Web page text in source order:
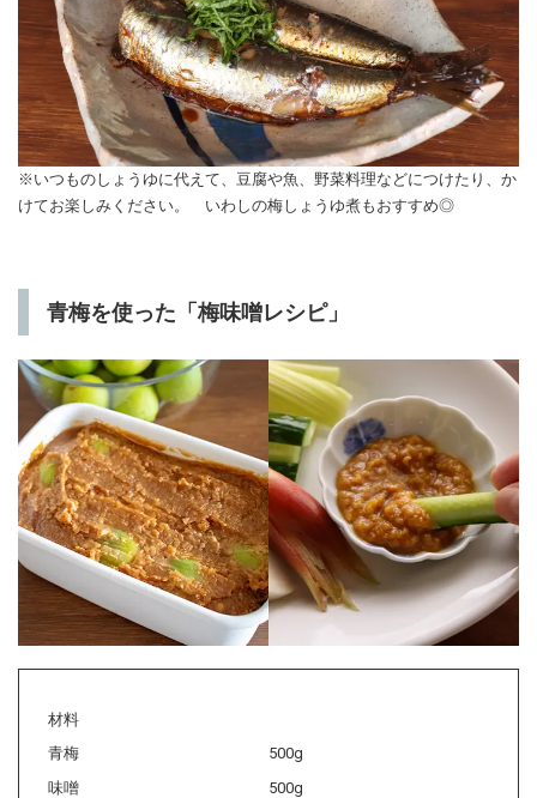
※いつものしょうゆに代えて、豆腐や魚、野菜料理などにつけたり、か
けてお楽しみください。 いわしの梅しょうゆ煮もおすすめ◎
青梅を使った「梅味噌レシピ」
材料
青梅
500g
味噌
500g